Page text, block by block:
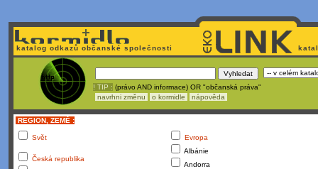
katalog odkazů občanské společnosti
! TIP : (právo AND informace) OR "občanská práva"
navrhni změnu
o kormidle nápověda
REGION, ZEMĚ :
Svět
Česká republika
Evropa
Albánie
Andorra